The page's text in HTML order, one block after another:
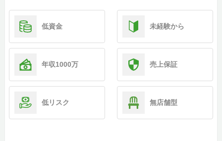
低資金 未経験から
年収1000万 売上保証
低リスク 無店舗型